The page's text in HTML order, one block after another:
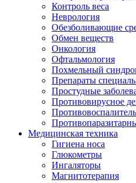
Контроль веса
Неврология
Обезболивающие
Обмен веществ
Онкология
Офтальмология
Похмельный
Препараты
Простудные
Противовирусное
Медицинская техника
Гигиена носа
Глюкометры
Ингаляторы
Магнитотерапия